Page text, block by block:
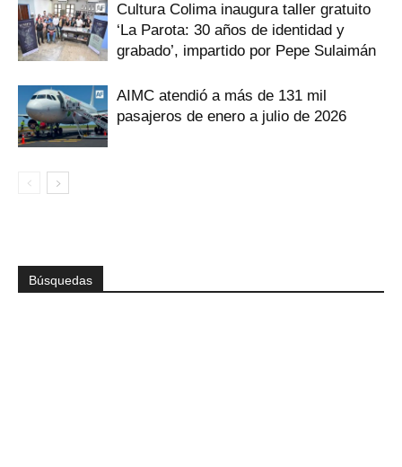
Cultura Colima inaugura taller gratuito
‘La Parota: 30 años de identidad y
grabado’, impartido por Pepe Sulaimán
AIMC atendió a más de 131 mil
pasajeros de enero a julio de 2026
Búsquedas